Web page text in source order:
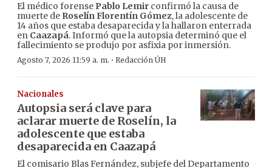
El médico forense Pablo Lemir confirmó la causa de
muerte de Roselín Florentín Gómez, la adolescente de
14 años que estaba desaparecida y la hallaron enterrada
en Caazapá. Informó que la autopsia determinó que el
fallecimiento se produjo por asfixia por inmersión.
Agosto 7, 2026 11:59 a. m. · Redacción ÚH
Nacionales
Autopsia será clave para
aclarar muerte de Roselín, la
adolescente que estaba
desaparecida en Caazapá
El comisario Blas Fernández, subjefe del Departamento